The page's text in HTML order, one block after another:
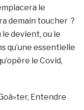
le
demain toucher ?
le devient, ou le
qu’une essentielle
le Covid,
Entendre